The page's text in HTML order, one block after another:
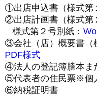
①出店申込書（様式第
②出店計画書（様式第
様式第２号別紙：
③会社（店）概要書（
PDF様式
④法人の登記簿謄本ま
⑤代表者の住民票※個
⑥納税証明書